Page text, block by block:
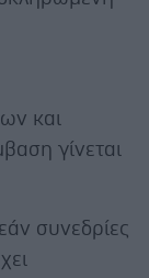
και
γίνεται
συνεδρίες